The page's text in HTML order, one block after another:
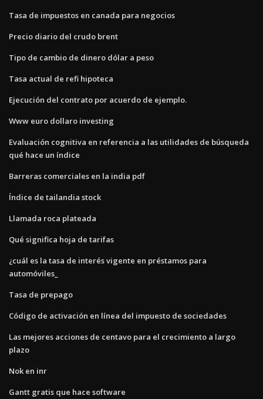
Tasa de impuestos en canada para negocios
Precio diario del crudo brent
Tipo de cambio de dinero dólar a peso
Tasa actual de refi hipoteca
Ejecución del contrato por acuerdo de ejemplo.
Www euro dollaro investing
Evaluación cognitiva en referencia a las utilidades de búsqueda
qué hace un índice
Barreras comerciales en la india pdf
Índice de tailandia stock
Llamada roca plateada
Qué significa hoja de tarifas
¿cuál es la tasa de interés vigente en préstamos para
automóviles_
Tasa de prepago
Código de activación en línea del impuesto de sociedades
Las mejores acciones de centavo para el crecimiento a largo
plazo
Nok en inr
Gantt gratis que hace software